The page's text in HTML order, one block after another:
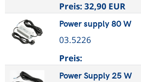
Preis: 32,90 EUR
Power supply 80 W
03.5226
Preis:
Power Supply 25 W